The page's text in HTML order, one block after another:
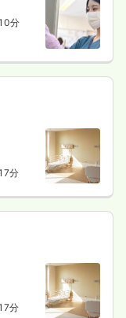
分
分
分